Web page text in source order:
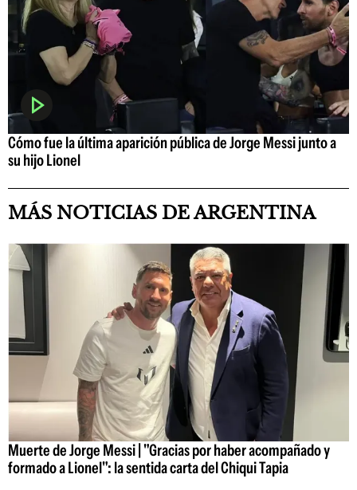
Cómo fue la última aparición pública de Jorge Messi junto a
su hijo Lionel
MÁS NOTICIAS DE ARGENTINA
Muerte de Jorge Messi | "Gracias por haber acompañado y
formado a Lionel": la sentida carta del Chiqui Tapia